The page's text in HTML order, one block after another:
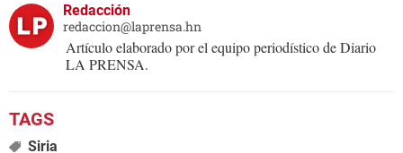
Redacción
redaccion@laprensa.hn
Artículo elaborado por el equipo periodístico de Diario
LA PRENSA.
Siria